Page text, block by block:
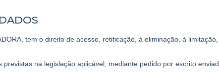
tem o direito de acesso, retificação, à eliminação, à limitação,
na legislação aplicável, mediante pedido por escrito